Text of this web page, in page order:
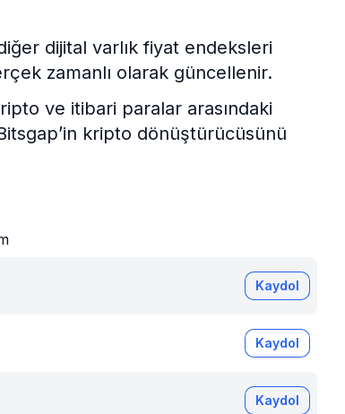
dijital varlık fiyat endeksleri
zamanlı olarak güncellenir.
ve itibari paralar arasındaki
kripto dönüştürücüsünü
Kaydol
Kaydol
Kaydol